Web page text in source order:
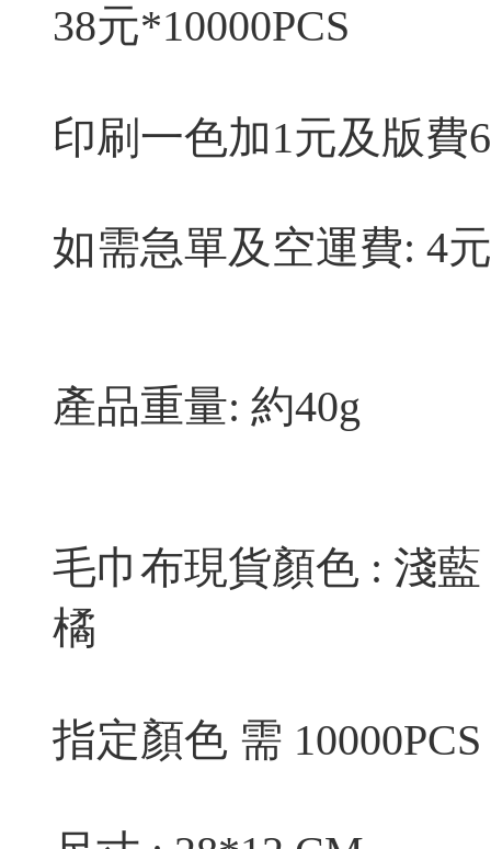
38元*10000PCS
印刷一色加1元及版費
如需急單及空運費: 4元
產品重量: 約40g
毛巾布現貨顏色 : 淺
橘
指定顏色 需